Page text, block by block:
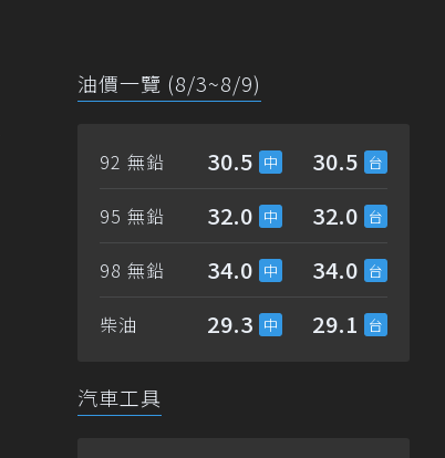
油價一覽 (8/3~8/9)
92 無鉛 30.5 30.5
95 無鉛 32.0 32.0
98 無鉛 34.0 34.0
柴油 29.3 29.1
汽車工具